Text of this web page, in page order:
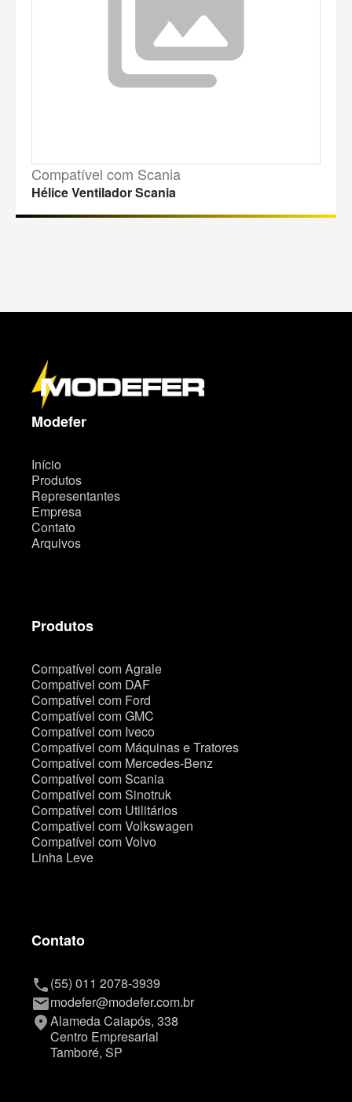
Compatível com Scania
Hélice Ventilador Scania
M
Modefer
Início
Produtos
Representantes
Empresa
Contato
Arquivos
Produtos
Compatível com Agrale
Compatível com DAF
Compatível com Ford
Compatível com GMC
Compatível com Iveco
Compatível com Máquinas e Tratores
Compatível com Mercedes-Benz
Compatível com Scania
Compatível com Sinotruk
Compatível com Utilitários
Compatível com Volkswagen
Compatível com Volvo
Linha Leve
Contato
phone(55) 011 2078-3939
mailmodefer@modefer.com.br
placeAlameda Caiapós, 338
Centro Empresarial
Tamboré, SP